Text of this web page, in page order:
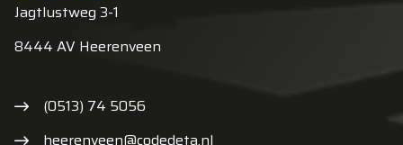
Jagtlustweg 3-1
8444 AV Heerenveen
(0513) 74 5056
heerenveen@codedeta.nl